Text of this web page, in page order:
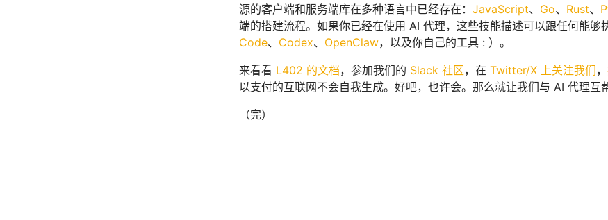
源的客户端和服务端库在多种语言中已经存在： JavaScript、 Go、 Rust、
端的搭建流程。如果你已经在使用 AI 代理，这些技能描述可以跟任何能够
Code、 Codex、 OpenClaw，以及你自己的工具 : ）。
来看看 L402 的文档，参加我们的 Slack 社区，在 Twitter/X 上关注我们 ，
以支付的互联网不会自我生成。好吧，也许会。那么就让我们与 AI 代理互
（完）